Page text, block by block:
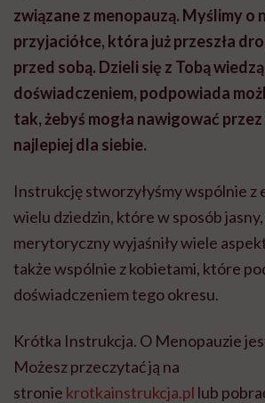
związane z menopauzą. Myślimy o
przyjaciółce, która już przeszła
przed sobą. Dzieli się z Tobą
doświadczeniem, podpowiada
tak, żebyś mogła nawigować
najlepiej dla siebie.
Instrukcję stworzyłyśmy wspólnie z
wielu dziedzin, które w sposób
merytoryczny wyjaśniły wiele
także wspólnie z kobietami, które
doświadczeniem tego okresu.
Krótka Instrukcja. O Menopauzie
Możesz przeczytać ją na
stronie krotkainstrukcja.pl lub